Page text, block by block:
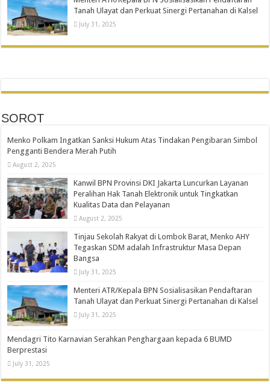
Tanah Ulayat dan Perkuat Sinergi Pertanahan di Kalsel
July 31, 2025
SOROT
Menko Polkam Ingatkan Sanksi Hukum Atas Tindakan Pengibaran Simbol
Pengganti Bendera Merah Putih
August 2, 2025
Kanwil BPN Provinsi DKI Jakarta Luncurkan Layanan
Peralihan Hak Tanah Elektronik untuk Tingkatkan
Kualitas Data dan Pelayanan
August 2, 2025
Tinjau Sekolah Rakyat di Lombok Barat, Menko AHY
Tegaskan SDM adalah Infrastruktur Masa Depan
Bangsa
July 31, 2025
Menteri ATR/Kepala BPN Sosialisasikan Pendaftaran
Tanah Ulayat dan Perkuat Sinergi Pertanahan di Kalsel
July 31, 2025
Mendagri Tito Karnavian Serahkan Penghargaan kepada 6 BUMD
Berprestasi
July 31, 2025